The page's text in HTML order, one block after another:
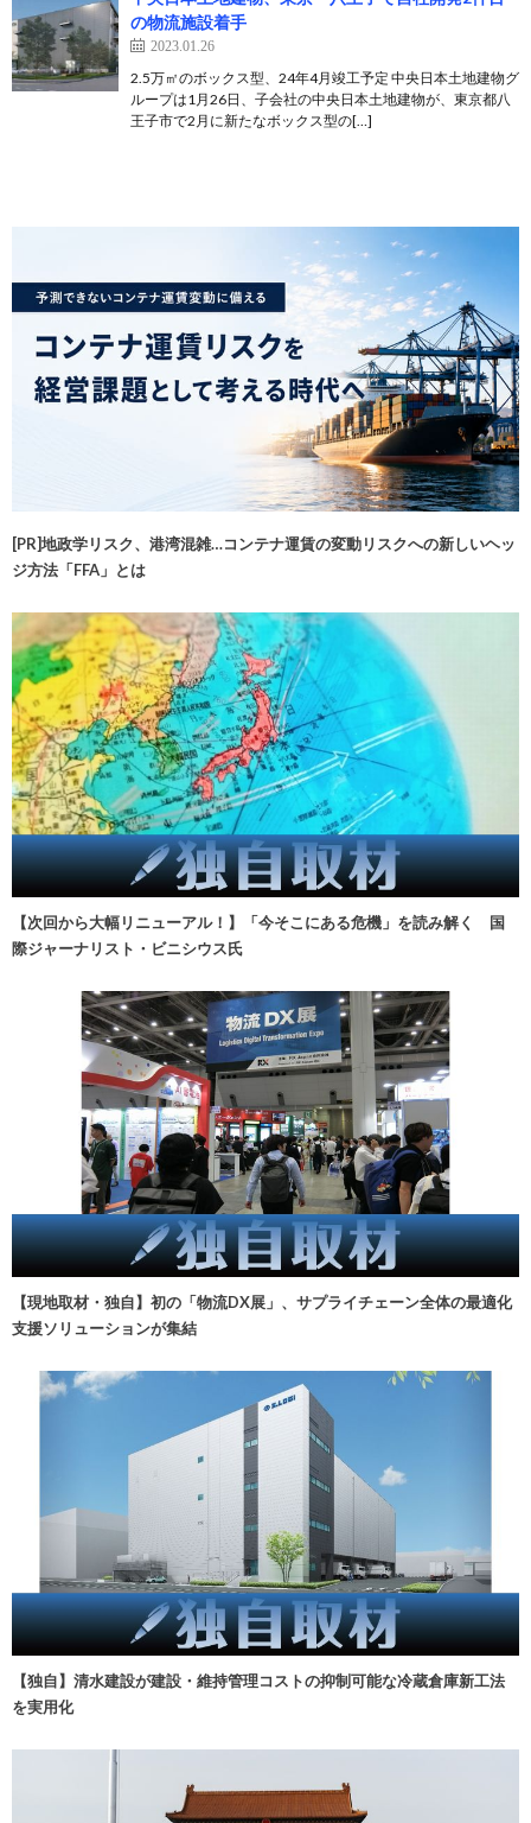
の物流施設着手
2023.01.26
2.5万㎡のボックス型、24年4月竣工予定 中央日本土地建物グ
ループは1月26日、子会社の中央日本土地建物が、東京都八
王子市で2月に新たなボックス型の[…]
[PR]地政学リスク、港湾混雑…コンテナ運賃の変動リスクへの新しいヘッ
ジ方法「FFA」とは
【次回から大幅リニューアル！】「今そこにある危機」を読み解く 国
際ジャーナリスト・ビニシウス氏
【現地取材・独自】初の「物流DX展」、サプライチェーン全体の最適化
支援ソリューションが集結
【独自】清水建設が建設・維持管理コストの抑制可能な冷蔵倉庫新工法
を実用化